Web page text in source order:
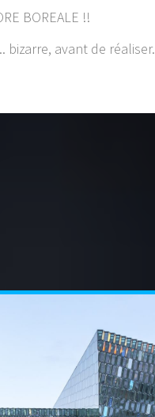
BOREALE !!
avant de réaliser.